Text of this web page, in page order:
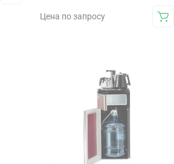
Цена по запросу